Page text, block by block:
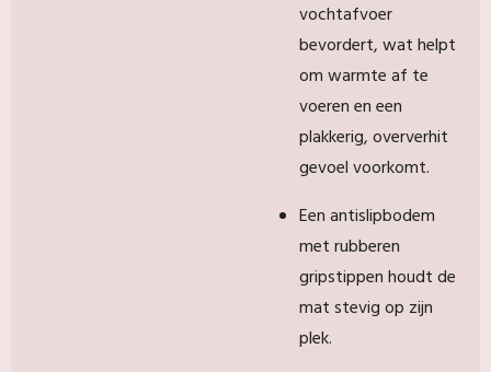
vochtafvoer
bevordert, wat helpt
om warmte af te
voeren en een
plakkerig, oververhit
gevoel voorkomt.
Een antislipbodem
met rubberen
gripstippen houdt de
mat stevig op zijn
plek.